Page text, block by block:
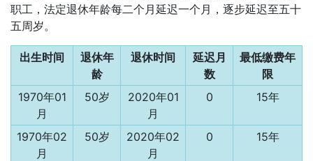
职工，法定退休年龄每二个月延迟一个月，逐步延迟至五十
五周岁。
出生时间
退休年
龄
退休时间
延迟月
数
最低缴费年
限
1970年01
月
50岁
2020年01
月
0 15年
1970年02
月
50岁
2020年02
月
0 15年